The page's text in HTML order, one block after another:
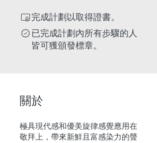
完成計劃以取得證書。
已完成計劃內所有步驟的人
皆可獲頒發標章。
關於
極具現代感和優美旋律感覺應用在
敬拜上，帶來新鮮且富感染力的聲